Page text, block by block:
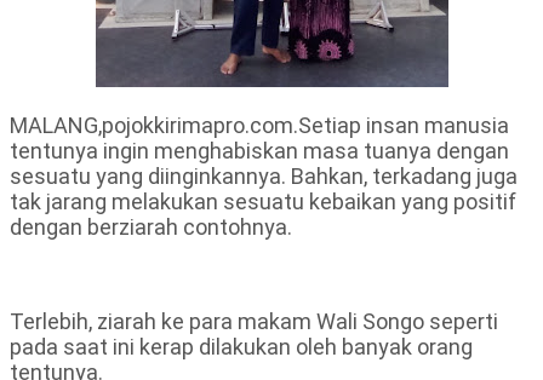
MALANG,pojokkirimapro.com.Setiap insan manusia
tentunya ingin menghabiskan masa tuanya dengan
sesuatu yang diinginkannya. Bahkan, terkadang juga
tak jarang melakukan sesuatu kebaikan yang positif
dengan berziarah contohnya.
Terlebih, ziarah ke para makam Wali Songo seperti
pada saat ini kerap dilakukan oleh banyak orang
tentunya.